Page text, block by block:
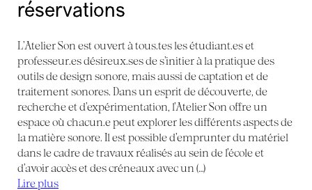
réservations
L’Atelier Son est ouvert à tous.tes les étudiant.es et
professeur.es désireux.ses de s’initier à la pratique des
outils de design sonore, mais aussi de captation et de
traitement sonores. Dans un esprit de découverte, de
recherche et d’expérimentation, l’Atelier Son offre un
espace où chacun.e peut explorer les différents aspects de
la matière sonore. Il est possible d’emprunter du matériel
dans le cadre de travaux réalisés au sein de l’école et
d’avoir accès et des créneaux avec un (…)
Lire plus